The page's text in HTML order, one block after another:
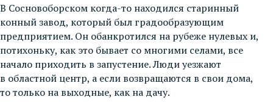
В Сосновоборском когда-то находился старинный
конный завод, который был градообразующим
предприятием. Он обанкротился на рубеже нулевых и,
потихоньку, как это бывает со многими селами, все
начало приходить в запустение. Люди уезжают
в областной центр, а если возвращаются в свои дома,
то только на выходные, как на дачу.